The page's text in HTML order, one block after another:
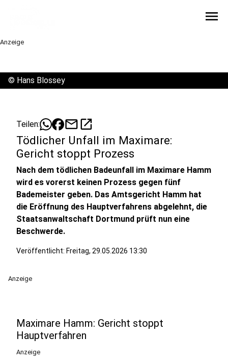
menu
Anzeige
© Hans Blossey
Teilen: mailopen_in_new
Tödlicher Unfall im Maximare:
Gericht stoppt Prozess
Nach dem tödlichen Badeunfall im Maximare Hamm
wird es vorerst keinen Prozess gegen fünf
Bademeister geben. Das Amtsgericht Hamm hat
die Eröffnung des Hauptverfahrens abgelehnt, die
Staatsanwaltschaft Dortmund prüft nun eine
Beschwerde.
Veröffentlicht: Freitag, 29.05.2026 13:30
Anzeige
Maximare Hamm: Gericht stoppt
Hauptverfahren
Anzeige